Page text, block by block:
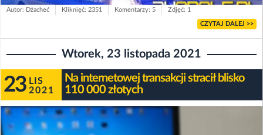
Autor: Dżacheć Kliknięć: 2351 Komentarzy: 5 Zdjęć: 1
CZYTAJ DALEJ >>
Wtorek, 23 listopada 2021
23 LIS
2021
Na internetowej transakcji stracił blisko
110 000 złotych